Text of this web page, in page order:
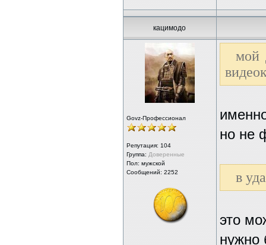
кацимодо
Govz-Профессионал
Репутация: 104
Группа: Доверенные
Пол: мужской
Сообщений: 2252
мой
но не
в
это
нужно